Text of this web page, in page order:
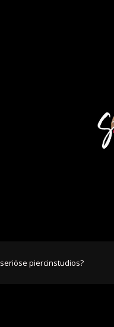
seriöse piercinstudios?